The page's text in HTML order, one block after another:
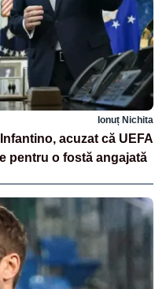
Ionuț Nichita
acuzat că UEFA
pentru o fostă angajată